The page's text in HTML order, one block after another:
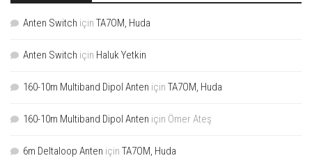
Anten Switch için TA7OM, Huda
Anten Switch için Haluk Yetkin
160-10m Multiband Dipol Anten için TA7OM, Huda
160-10m Multiband Dipol Anten için Ömer Ateş
6m Deltaloop Anten için TA7OM, Huda